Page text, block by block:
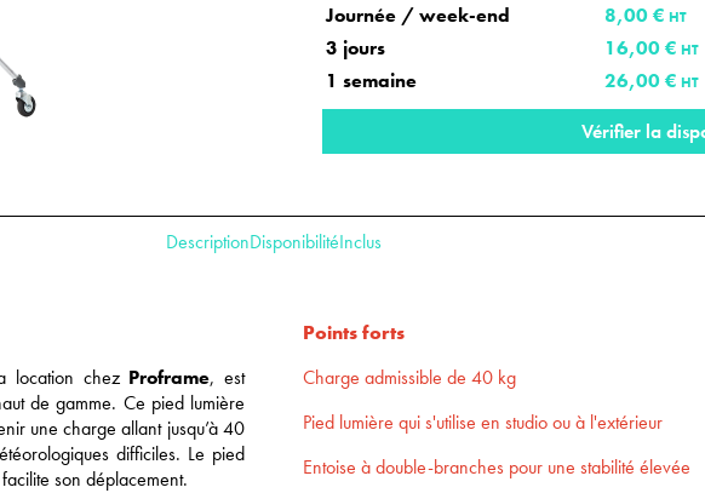
Journée / week-end 8,00 € HT
3 jours 16,00 € HT
1 semaine 26,00 € HT
Vérifier la
DescriptionDisponibilitéInclus
location chez Proframe, est
de gamme. Ce pied lumière
une charge allant jusqu’à 40
difficiles. Le pied
son déplacement.
Points forts
Charge admissible de 40 kg
Pied lumière qui s'utilise en studio ou à l'extérieur
Entoise à double-branches pour une stabilité élevée